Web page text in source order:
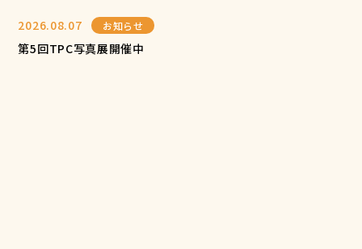
2026.08.07 お知らせ
第5回TPC写真展開催中